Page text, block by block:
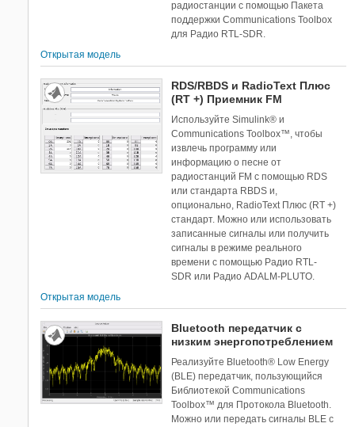
радиостанции с помощью Пакета
поддержки Communications Toolbox
для Радио RTL-SDR.
Открытая модель
RDS/RBDS и RadioText Плюс
(RT +) Приемник FM
Используйте Simulink® и
Communications Toolbox™, чтобы
извлечь программу или
информацию о песне от
радиостанций FM с помощью RDS
или стандарта RBDS и,
опционально, RadioText Плюс (RT +)
стандарт. Можно или использовать
записанные сигналы или получить
сигналы в режиме реального
времени с помощью Радио RTL-
SDR или Радио ADALM-PLUTO.
Открытая модель
Bluetooth передатчик с
низким энергопотреблением
Реализуйте Bluetooth® Low Energy
(BLE) передатчик, пользующийся
Библиотекой Communications
Toolbox™ для Протокола Bluetooth.
Можно или передать сигналы BLE с